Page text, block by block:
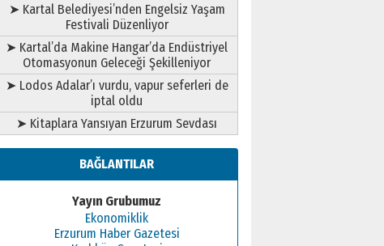
➤ Kartal Belediyesi’nden Engelsiz Yaşam
Festivali Düzenliyor
➤ Kartal’da Makine Hangar’da Endüstriyel
Otomasyonun Geleceği Şekilleniyor
➤ Lodos Adalar’ı vurdu, vapur seferleri de
iptal oldu
➤ Kitaplara Yansıyan Erzurum Sevdası
BAĞLANTILAR
Yayın Grubumuz
Ekonomiklik
Erzurum Haber Gazetesi